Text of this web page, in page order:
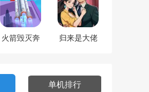
火箭毁灭奔
归来是大佬
单机排行